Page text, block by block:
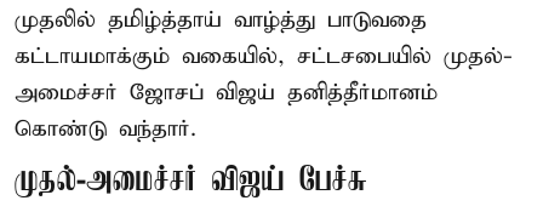
முதலில் தமிழ்த்தாய் வாழ்த்து பாடுவதை
கட்டாயமாக்கும் வகையில், சட்டசபையில் முதல்-
அமைச்சர் ஜோசப் விஜய் தனித்தீர்மானம்
கொண்டு வந்தார்.
முதல்-அமைச்சர் விஜய் பேச்சு